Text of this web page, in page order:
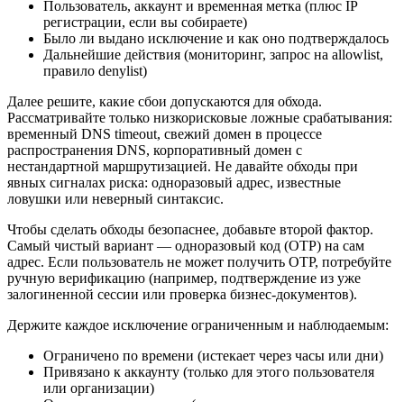
Пользователь, аккаунт и временная метка (плюс IP
регистрации, если вы собираете)
Было ли выдано исключение и как оно подтверждалось
Дальнейшие действия (мониторинг, запрос на allowlist,
правило denylist)
Далее решите, какие сбои допускаются для обхода.
Рассматривайте только низкорисковые ложные срабатывания:
временный DNS timeout, свежий домен в процессе
распространения DNS, корпоративный домен с
нестандартной маршрутизацией. Не давайте обходы при
явных сигналах риска: одноразовый адрес, известные
ловушки или неверный синтаксис.
Чтобы сделать обходы безопаснее, добавьте второй фактор.
Самый чистый вариант — одноразовый код (OTP) на сам
адрес. Если пользователь не может получить OTP, потребуйте
ручную верификацию (например, подтверждение из уже
залогиненной сессии или проверка бизнес-документов).
Держите каждое исключение ограниченным и наблюдаемым:
Ограничено по времени (истекает через часы или дни)
Привязано к аккаунту (только для этого пользователя
или организации)